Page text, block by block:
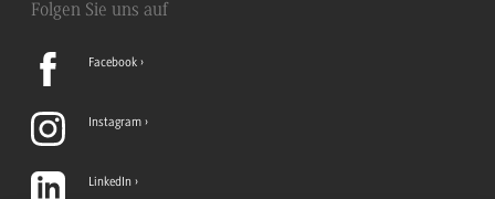
Folgen Sie uns auf
Facebook
Instagram
LinkedIn